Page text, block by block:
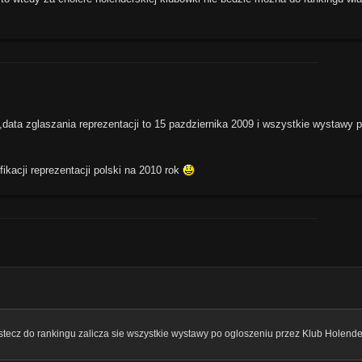
zglaszania reprezentacji to 15 pazdziernika 2009 i wszystkie wystawy
reprezentacji polski na 2010 rok
do rankingu zalicza sie wszystkie wystawy po ogloszeniu przez Klub